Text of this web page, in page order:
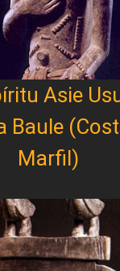
Asie
Baule
Marfil)